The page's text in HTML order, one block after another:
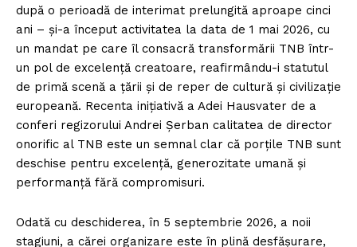
după o perioadă de interimat prelungită aproape cinci
ani – și-a început activitatea la data de 1 mai 2026, cu
un mandat pe care îl consacră transformării TNB într-
un pol de excelență creatoare, reafirmându-i statutul
de primă scenă a țării și de reper de cultură și civilizație
europeană. Recenta inițiativă a Adei Hausvater de a
conferi regizorului Andrei Șerban calitatea de director
onorific al TNB este un semnal clar că porțile TNB sunt
deschise pentru excelență, generozitate umană și
performanță fără compromisuri.
Odată cu deschiderea, în 5 septembrie 2026, a noii
stagiuni, a cărei organizare este în plină desfășurare,